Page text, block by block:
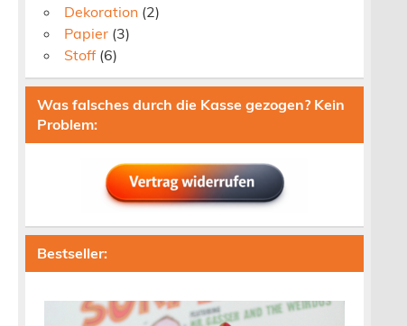
Dekoration (2)
Papier (3)
Stoff (6)
Was falsches durch die Kasse gezogen? Kein
Problem:
Bestseller: